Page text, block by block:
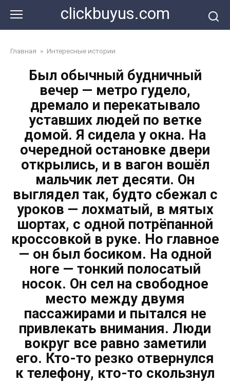
контенту
clickbuyus.com
Главная » Интересные истории
Был обычный будничный
вечер — метро гудело,
дремало и перекатывало
уставших людей по ветке
домой. Я сидела у окна. На
очередной остановке двери
открылись, и в вагон вошёл
мальчик лет десяти. Он
выглядел так, будто сбежал с
уроков — лохматый, в мятых
шортах, с одной потрёпанной
кроссовкой в руке. Но главное
— он был босиком. На одной
ноге — тонкий полосатый
носок. Он сел на свободное
место между двумя
пассажирами и пытался не
привлекать внимания. Люди
вокруг все равно заметили
его. Кто-то резко отвернулся
к телефону, кто-то скользнул